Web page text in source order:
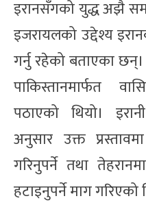
इरानसँगको युद्ध अझै
इजरायलको उद्देश्य
गर्नु रहेको बताएका
पाकिस्तानमार्फत
पठाएको थियो।
अनुसार उक्त
गरिनुपर्ने तथा
हटाइनुपर्ने माग गरिएको